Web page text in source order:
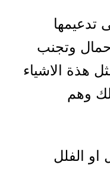
تدعيمها
وتجنب
هذة الاشياء
وهم
او الفلل